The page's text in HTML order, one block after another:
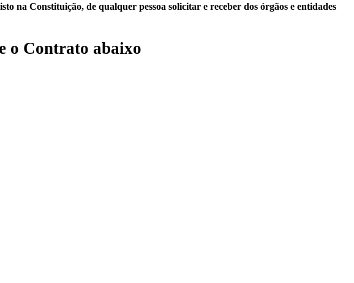
na Constituição, de qualquer pessoa solicitar e receber dos órgãos e entidades
o Contrato abaixo